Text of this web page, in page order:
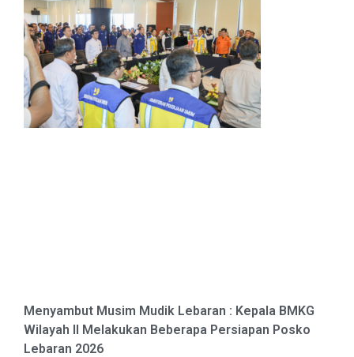
Menyambut Musim Mudik Lebaran : Kepala BMKG
Wilayah II Melakukan Beberapa Persiapan Posko
Lebaran 2026